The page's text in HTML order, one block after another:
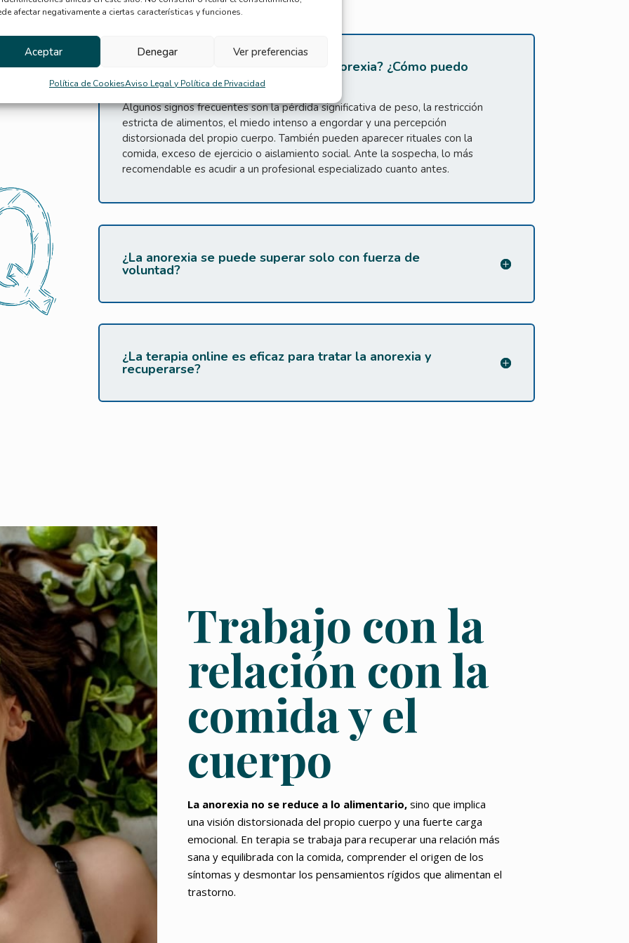
afectar negativamente a ciertas características y funciones.
Aceptar Denegar Ver preferencias
Política de CookiesAviso Legal y Política de Privacidad
¿Cómo saber si una persona tiene anorexia? ¿Cómo puedo
ayudarla?
Algunos signos frecuentes son la pérdida significativa de peso, la restricción
estricta de alimentos, el miedo intenso a engordar y una percepción
distorsionada del propio cuerpo. También pueden aparecer rituales con la
comida, exceso de ejercicio o aislamiento social. Ante la sospecha, lo más
recomendable es acudir a un profesional especializado cuanto antes.
¿La anorexia se puede superar solo con fuerza de
voluntad?
¿La terapia online es eficaz para tratar la anorexia y
recuperarse?
Trabajo con la
relación con la
comida y el
cuerpo
La anorexia no se reduce a lo alimentario, sino que implica
una visión distorsionada del propio cuerpo y una fuerte carga
emocional. En terapia se trabaja para recuperar una relación más
sana y equilibrada con la comida, comprender el origen de los
síntomas y desmontar los pensamientos rígidos que alimentan el
trastorno.